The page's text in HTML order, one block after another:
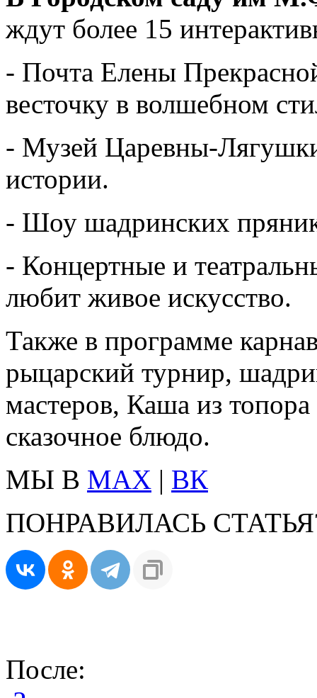
ждут более 15
- Почта Елены
весточку в волшебном
- Музей Царевны-
истории.
- Шоу шадринских
- Концертные и
любит живое искусство.
Также в программе
рыцарский турнир,
мастеров, Каша из
сказочное блюдо.
МЫ В MAX | ВК
ПОНРАВИЛАСЬ
После: